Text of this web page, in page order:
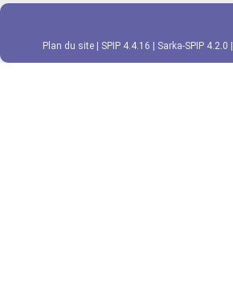
Plan du site SPIP 4.4.16 Sarka-SPIP 4.2.0